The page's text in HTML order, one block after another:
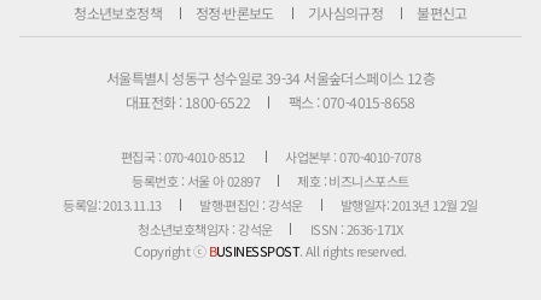
청소년보호정책 정정·반론보도 기사심의규정 불편신고
서울특별시 성동구 성수일로 39-34 서울숲더스페이스 12층
대표전화 : 1800-6522
팩스 : 070-4015-8658
편집국 : 070-4010-8512
사업본부 : 070-4010-7078
등록번호 : 서울 아 02897
제호 : 비즈니스포스트
등록일: 2013.11.13
발행·편집인 : 강석운
발행일자: 2013년 12월 2일
청소년보호책임자 : 강석운
ISSN : 2636-171X
Copyright ⓒBUSINESSPOST. All rights reserved.